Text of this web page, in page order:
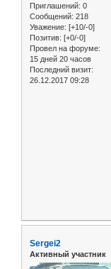
Приглашений: 0
Сообщений: 218
Уважение: [+10/-0]
Позитив: [+0/-0]
Провел на форуме:
15 дней 20 часов
Последний визит:
26.12.2017 09:28
Sergei2
Активный участник